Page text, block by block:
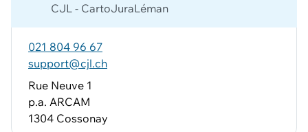
CJL - CartoJuraLéman
021 804 96 67
support@cjl.ch
Rue Neuve 1
p.a. ARCAM
1304 Cossonay